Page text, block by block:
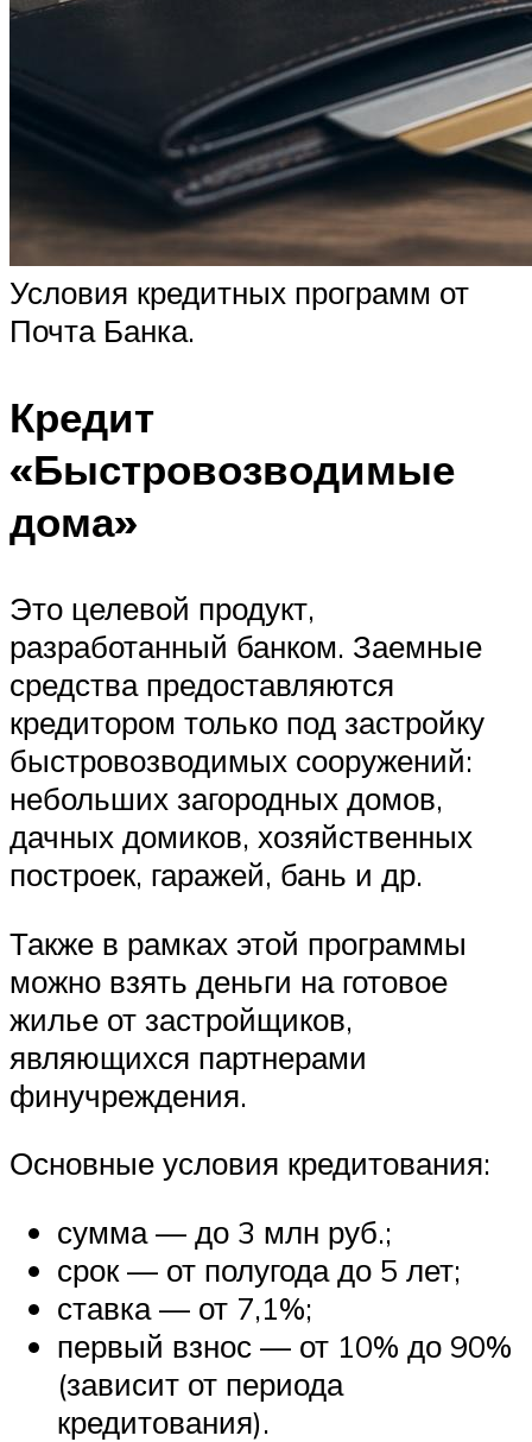
Условия кредитных программ от
Почта Банка.
Кредит
«Быстровозводимые
дома»
Это целевой продукт,
разработанный банком. Заемные
средства предоставляются
кредитором только под застройку
быстровозводимых сооружений:
небольших загородных домов,
дачных домиков, хозяйственных
построек, гаражей, бань и др.
Также в рамках этой программы
можно взять деньги на готовое
жилье от застройщиков,
являющихся партнерами
финучреждения.
Основные условия кредитования:
сумма — до 3 млн руб.;
срок — от полугода до 5 лет;
ставка — от 7,1%;
первый взнос — от 10% до 90%
(зависит от периода
кредитования).